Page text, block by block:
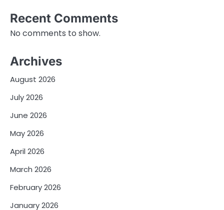
Recent Comments
No comments to show.
Archives
August 2026
July 2026
June 2026
May 2026
April 2026
March 2026
February 2026
January 2026